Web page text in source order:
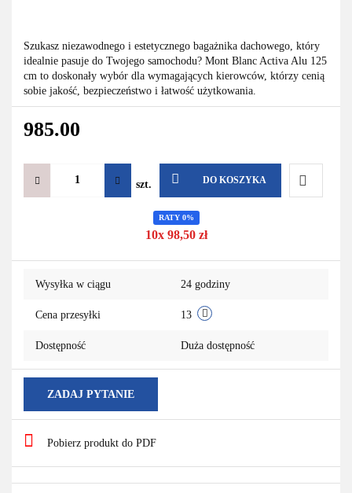
Szukasz niezawodnego i estetycznego bagażnika dachowego, który
idealnie pasuje do Twojego samochodu? Mont Blanc Activa Alu 125
cm to doskonały wybór dla wymagających kierowców, którzy cenią
sobie jakość, bezpieczeństwo i łatwość użytkowania.
985.00
szt. DO KOSZYKA
RATY 0%
10x 98,50 zł
Wysyłka w ciągu 24 godziny
Cena przesyłki 13
Dostępność Duża dostępność
ZADAJ PYTANIE
Pobierz produkt do PDF